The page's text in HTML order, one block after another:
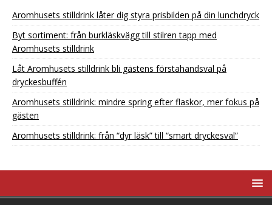
Aromhusets stilldrink låter dig styra prisbilden på din lunchdryck
Byt sortiment: från burkläskvägg till stilren tapp med
Aromhusets stilldrink
Låt Aromhusets stilldrink bli gästens förstahandsval på
dryckesbuffén
Aromhusets stilldrink: mindre spring efter flaskor, mer fokus på
gästen
Aromhusets stilldrink: från “dyr läsk” till “smart dryckesval”